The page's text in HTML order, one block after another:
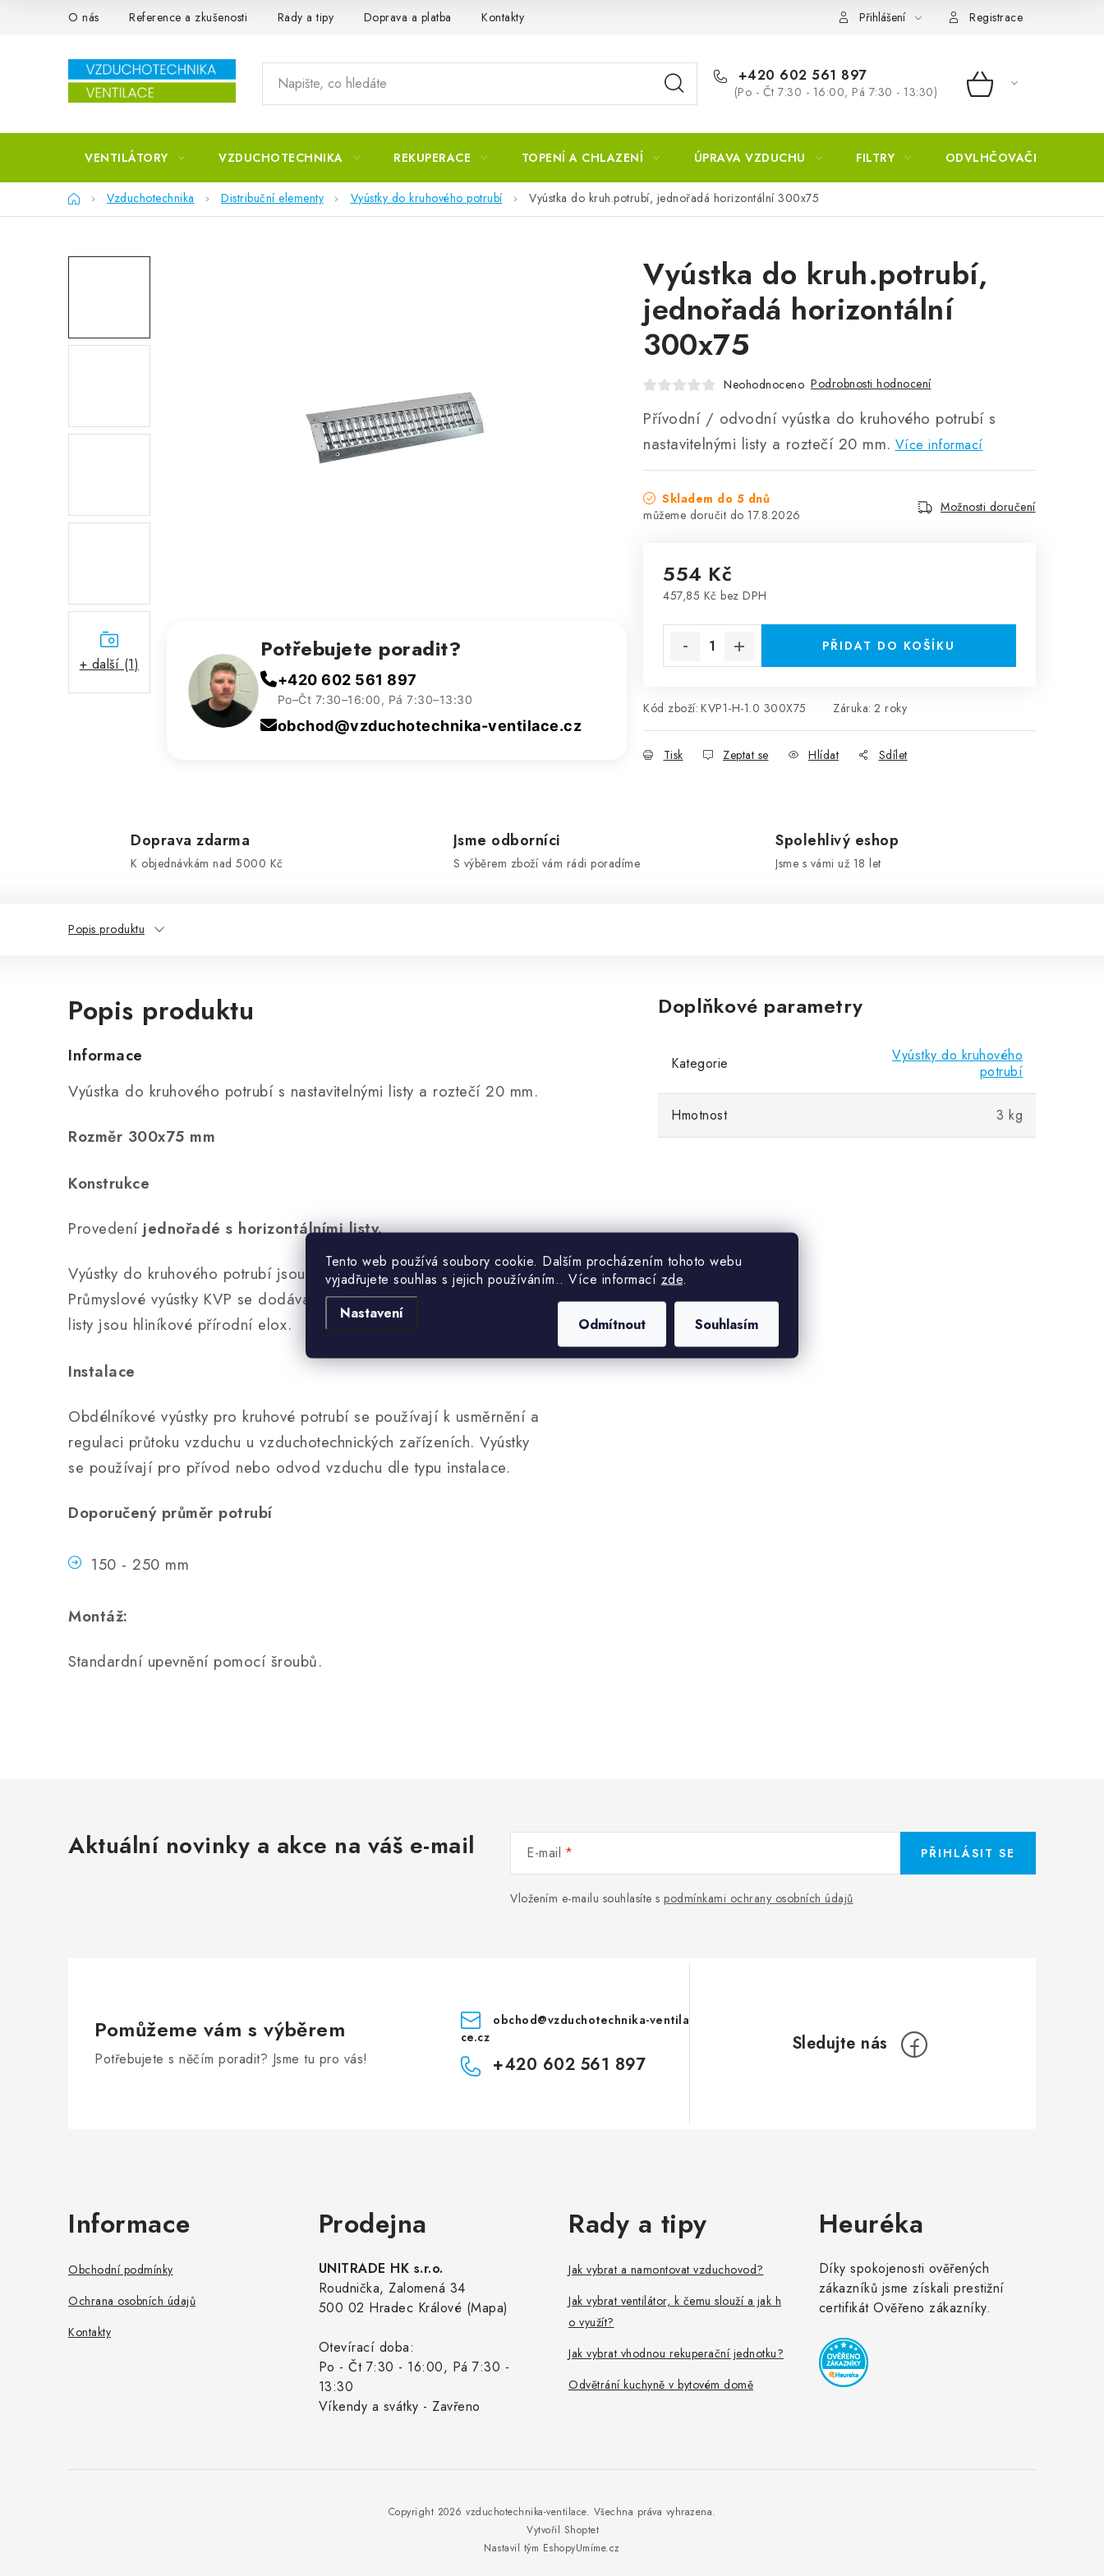
Tento web používá soubory cookie. Dalším procházením tohoto webu
vyjadřujete souhlas s jejich používáním.. Více informací zde.
Nastavení
Odmítnout Souhlasím
Přejít na obsahO nás Reference a zkušenosti Rady a tipy Doprava a platba Kontakty Přihlášení Registrace
+420 602 561 897
(Po - Čt 7:30 - 16:00, Pá 7:30 - 13:30) NÁKUPNÍ
VENTILÁTORY VZDUCHOTECHNIKA REKUPERACE TOPENÍ A CHLAZENÍ ÚPRAVA VZDUCHU FILTRY ODVLHČOVAČE
DomůVzduchotechnika Distribuční elementy Vyústky do kruhového potrubí Vyústka do kruh.potrubí, jednořadá horizontální 300x75
+ další (1)
Vyústka do kruh.potrubí,
jednořadá horizontální
300x75
Neohodnoceno Podrobnosti hodnocení
Přívodní / odvodní vyústka do kruhového potrubí s
nastavitelnými listy a roztečí 20 mm. Více informací
Skladem do 5 dnů
17.8.2026
Možnosti doručení
554 Kč
457,85 Kč bez DPH
PŘIDAT DO KOŠÍKU
Kód zboží: KVP1-H-1.0 300X75 Záruka: 2 roky
Tisk Zeptat se Hlídat Sdílet
Potřebujete poradit?
+420 602 561 897
Po–Čt 7:30–16:00, Pá 7:30–13:30
obchod@vzduchotechnika-ventilace.cz
Doprava zdarma
K objednávkám nad 5000 Kč
Jsme odborníci
S výběrem zboží vám rádi poradíme
Spolehlivý eshop
Jsme s vámi už 18 let
Popis produktu
Popis produktu
Informace
Vyústka do kruhového potrubí s nastavitelnými listy a roztečí 20 mm.
Rozměr 300x75 mm
Konstrukce
Provedení jednořadé s horizontálními listy.
Vyústky do kruhového potrubí jsou vyrobeny z ocelového plechu.
Průmyslové vyústky KVP se dodávají v galvanizovaném provedení,
listy jsou hliníkové přírodní elox.
Instalace
Obdélníkové vyústky pro kruhové potrubí se používají k usměrnění a
regulaci průtoku vzduchu u vzduchotechnických zařízeních. Vyústky
se používají pro přívod nebo odvod vzduchu dle typu instalace.
Doporučený průměr potrubí
150 - 250 mm
Montáž:
Standardní upevnění pomocí šroubů.
Doplňkové parametry
Kategorie
Vyústky do kruhového
potrubí
Hmotnost 3 kg
Aktuální novinky a akce na váš e-mail E-mail
Vložením e-mailu souhlasíte s podmínkami ochrany osobních údajů
PŘIHLÁSIT SE
Pomůžeme vám s výběrem
Potřebujete s něčím poradit? Jsme tu pro vás!
obchod@vzduchotechnika-ventila
ce.cz
+420 602 561 897
Informace
Obchodní podmínky
Ochrana osobních údajů
Kontakty
Prodejna
UNITRADE HK s.r.o.
Roudnička, Zalomená 34
500 02 Hradec Králové (Mapa)
Otevírací doba:
Po - Čt 7:30 - 16:00, Pá 7:30 -
13:30
Víkendy a svátky - Zavřeno
Rady a tipy
Jak vybrat a namontovat vzduchovod?
Jak vybrat ventilátor, k čemu slouží a jak h
o využít?
Jak vybrat vhodnou rekuperační jednotku?
Odvětrání kuchyně v bytovém domě
Heuréka
Díky spokojenosti ověřených
zákazníků jsme získali prestižní
certifikát Ověřeno zákazníky.
Vytvořil Shoptet
Nastavil tým EshopyUmíme.cz
Copyright 2026 vzduchotechnika-ventilace. Všechna práva vyhrazena.